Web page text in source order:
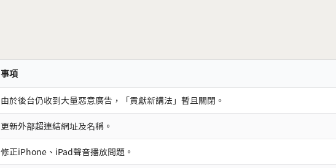
事項
由於後台仍收到大量惡意廣告，「貢獻新講法」暫且關閉。
更新外部超連結網址及名稱。
修正iPhone、iPad聲音播放問題。